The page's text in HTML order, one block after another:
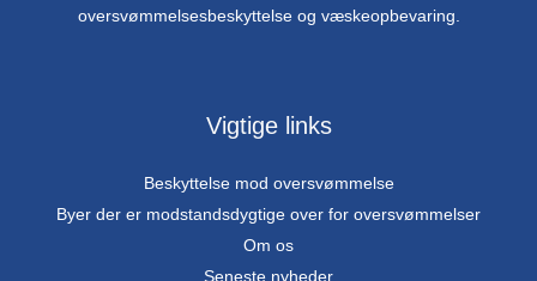
oversvømmelsesbeskyttelse og væskeopbevaring.
Vigtige links
Beskyttelse mod oversvømmelse
Byer der er modstandsdygtige over for oversvømmelser
Om os
Seneste nyheder